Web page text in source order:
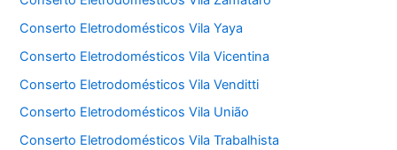
Conserto Eletrodomésticos Vila Yaya
Conserto Eletrodomésticos Vila Vicentina
Conserto Eletrodomésticos Vila Venditti
Conserto Eletrodomésticos Vila União
Conserto Eletrodomésticos Vila Trabalhista